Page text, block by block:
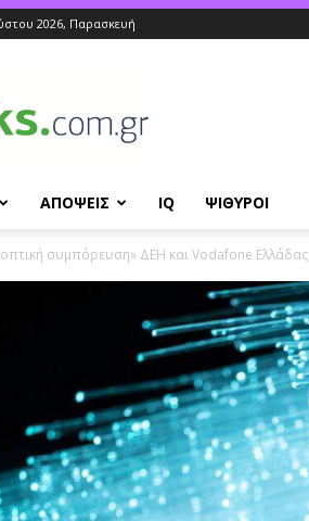
2026, Παρασκευή
ΑΠΟΨΕΙΣ IQ ΨΙΘΥΡΟΙ
συμπόρευση» ΔΕΗ και Vodafone Ελλάδας